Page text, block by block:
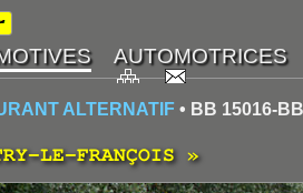
ALTERNATIF • BB 15016-
LE-FRANÇOIS »